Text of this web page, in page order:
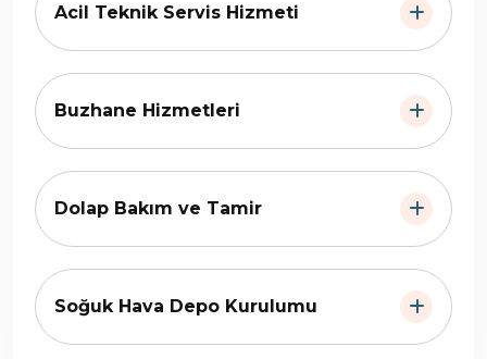
Acil Teknik Servis Hizmeti
Buzhane Hizmetleri
Dolap Bakım ve Tamir
Soğuk Hava Depo Kurulumu